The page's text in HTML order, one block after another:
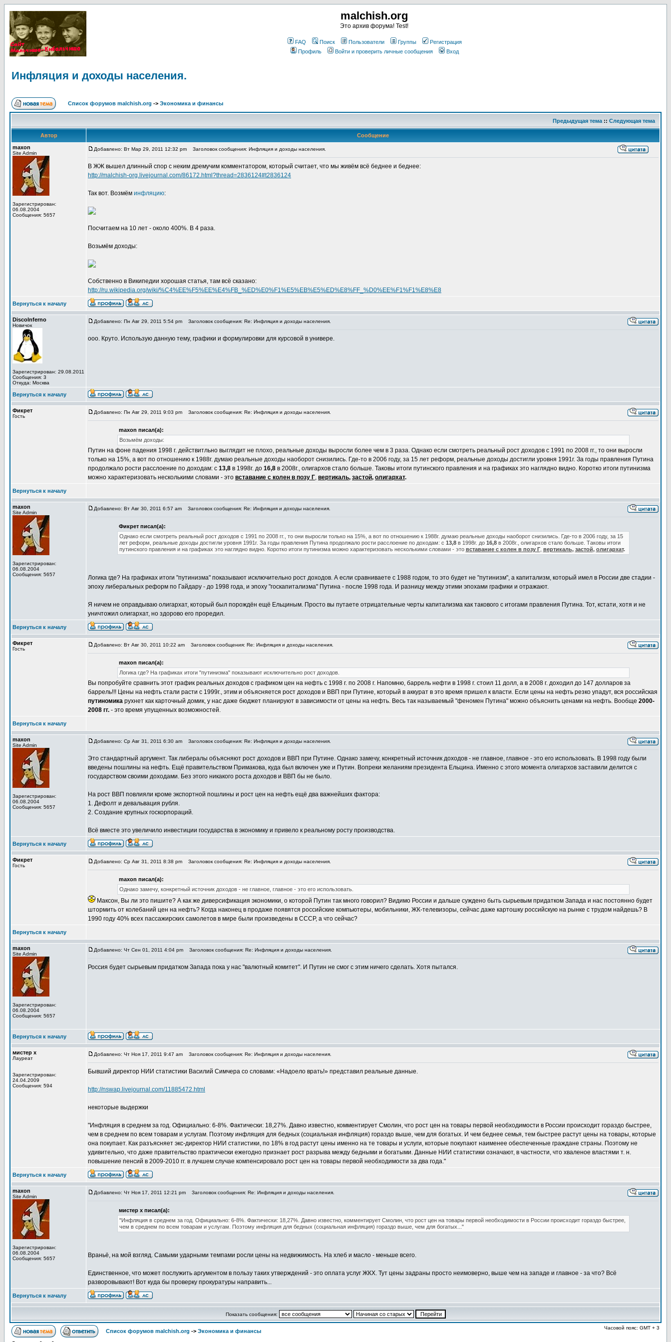
malchish.org
Это архив форума! Test!
FAQ Поиск Пользователи Группы
Регистрация
Профиль
Войти и проверить личные сообщения Вход
Инфляция и доходы населения.
Список форумов malchish.org -> Экономика и финансы
Предыдущая тема :: Следующая тема
Автор
Сообщение
maxon
Site Admin
Зарегистрирован:
06.08.2004
Сообщения: 5657
Добавлено: Вт Мар 29, 2011 12:32 pm Заголовок сообщения: Инфляция и доходы населения.
В ЖЖ вышел длинный спор с неким дремучим комментатором, который считает, что мы живём всё беднее и беднее:
http://malchish-org.livejournal.com/86172.html?thread=2836124#t2836124
Так вот. Возмём инфляцию:
Посчитаем на 10 лет - около 400%. В 4 раза.
Возьмём доходы:
Собственно в Википедии хорошая статья, там всё сказано:
http://ru.wikipedia.org/wiki/%C4%EE%F5%EE%E4%FB_%ED%E0%F1%E5%EB%E5%ED%E8%FF_%D0%EE%F1%F1%E8%E8
Вернуться к началу
DiscoInferno
Новичок
Зарегистрирован: 29.08.2011
Сообщения: 3
Откуда: Москва
Добавлено: Пн Авг 29, 2011 5:54 pm Заголовок сообщения: Re: Инфляция и доходы населения.
ооо. Круто. Использую данную тему, графики и формулировки для курсовой в универе.
Вернуться к началу
Фикрет
Гость
Добавлено: Пн Авг 29, 2011 9:03 pm Заголовок сообщения: Re: Инфляция и доходы населения.
maxon писал(а):
Возьмём доходы:
Путин на фоне падения 1998 г. действитльно выглядит не плохо, реальные доходы выросли более чем в 3 раза. Однако если смотреть реальный рост доходов с 1991 по 2008 гг., то они выросли
только на 15%, а вот по отношению к 1988г. думаю реальные доходы наоборот снизились. Где-то в 2006 году, за 15 лет реформ, реальные доходы достигли уровня 1991г. За годы правления Путина
продолжало рости расслоение по доходам: с 13,8 в 1998г. до 16,8 в 2008г., олигархов стало больше. Таковы итоги путинского правления и на графиках это наглядно видно. Коротко итоги путинизма
можно характеризовать несколькими словами - это вставание с колен в позу Г, вертикаль, застой, олигархат.
Вернуться к началу
maxon
Site Admin
Зарегистрирован:
06.08.2004
Сообщения: 5657
Добавлено: Вт Авг 30, 2011 6:57 am Заголовок сообщения: Re: Инфляция и доходы населения.
Фикрет писал(а):
Однако если смотреть реальный рост доходов с 1991 по 2008 гг., то они выросли только на 15%, а вот по отношению к 1988г. думаю реальные доходы наоборот снизились. Где-то в 2006 году, за 15
лет реформ, реальные доходы достигли уровня 1991г. За годы правления Путина продолжало рости расслоение по доходам: с 13,8в 1998г. до 16,8в 2008г., олигархов стало больше. Таковы итоги
путинского правления и на графиках это наглядно видно. Коротко итоги путинизма можно характеризовать несколькими словами - это вставание с колен в позу Г, вертикаль, застой, олигархат.
Логика где? На графиках итоги "путинизма" показывают исключительно рост доходов. А если сравниваете с 1988 годом, то это будет не "путинизм", а капитализм, который имел в России две стадии -
эпоху либеральных реформ по Гайдару - до 1998 года, и эпоху "госкапитализма" Путина - после 1998 года. И разницу между этими эпохами графики и отражают.
Я ничем не оправдываю олигархат, который был порождён ещё Ельциным. Просто вы путаете отрицательные черты капитализма как такового с итогами правления Путина. Тот, кстати, хотя и не
уничтожил олигархат, но здорово его проредил.
Вернуться к началу
Фикрет
Гость
Добавлено: Вт Авг 30, 2011 10:22 am Заголовок сообщения: Re: Инфляция и доходы населения.
maxon писал(а):
Логика где? На графиках итоги "путинизма" показывают исключительно рост доходов.
Вы попробуйте сравнить этот график реальных доходов с графиком цен на нефть с 1998 г. по 2008 г. Напомню, баррель нефти в 1998 г. стоил 11 долл, а в 2008 г. доходил до 147 долларов за
баррель!!! Цены на нефть стали расти с 1999г., этим и объясняется рост доходов и ВВП при Путине, который в аккурат в это время пришел к власти. Если цены на нефть резко упадут, вся российская
путиномика рухнет как карточный домик, у нас даже бюджет планируют в зависимости от цены на нефть. Весь так называемый "феномен Путина" можно объяснить ценами на нефть. Вообще 2000-
2008 гг. - это время упущенных возможностей.
Вернуться к началу
maxon
Site Admin
Зарегистрирован:
06.08.2004
Сообщения: 5657
Добавлено: Ср Авг 31, 2011 6:30 am Заголовок сообщения: Re: Инфляция и доходы населения.
Это стандартный аргумент. Так либералы объясняют рост доходов и ВВП при Путине. Однако замечу, конкретный источник доходов - не главное, главное - это его использовать. В 1998 году были
введены пошлины на нефть. Ещё правительством Примакова, куда был включен уже и Путин. Вопреки желаниям президента Ельцина. Именно с этого момента олигархов заставили делится с
государством своими доходами. Без этого никакого роста доходов и ВВП бы не было.
На рост ВВП повлияли кроме экспортной пошлины и рост цен на нефть ещё два важнейших фактора:
1. Дефолт и девальвация рубля.
2. Создание крупных госкорпораций.
Всё вместе это увеличило инвестиции государства в экономику и привело к реальному росту производства.
Вернуться к началу
Фикрет
Гость
Добавлено: Ср Авг 31, 2011 8:38 pm Заголовок сообщения: Re: Инфляция и доходы населения.
maxon писал(а):
Однако замечу, конкретный источник доходов - не главное, главное - это его использовать.
Максон, Вы ли это пишите? А как же диверсификация экономики, о которой Путин так много говорил? Видимо России и дальше суждено быть сырьевым придатком Запада и нас постоянно будет
штормить от колебаний цен на нефть? Когда наконец в продаже появятся российские компьютеры, мобильники, ЖК-телевизоры, сейчас даже картошку российскую на рынке с трудом найдешь? В
1990 году 40% всех пассажирских самолетов в мире были произведены в СССР, а что сейчас?
Вернуться к началу
maxon
Site Admin
Зарегистрирован:
06.08.2004
Сообщения: 5657
Добавлено: Чт Сен 01, 2011 4:04 pm Заголовок сообщения: Re: Инфляция и доходы населения.
Россия будет сырьевым придатком Запада пока у нас "валютный комитет". И Путин не смог с этим ничего сделать. Хотя пытался.
Вернуться к началу
мистер х
Лауреат
Зарегистрирован:
24.04.2009
Сообщения: 594
Добавлено: Чт Ноя 17, 2011 9:47 am Заголовок сообщения: Re: Инфляция и доходы населения.
Бывший директор НИИ статистики Василий Симчера со словами: «Надоело врать!» представил реальные данные.
http://nswap.livejournal.com/11885472.html
некоторые выдержки
"Инфляция в среднем за год. Официально: 6-8%. Фактически: 18,27%. Давно известно, комментирует Смолин, что рост цен на товары первой необходимости в России происходит гораздо быстрее,
чем в среднем по всем товарам и услугам. Поэтому инфляция для бедных (социальная инфляция) гораздо выше, чем для богатых. И чем беднее семья, тем быстрее растут цены на товары, которые
она покупает. Как разъясняет экс-директор НИИ статистики, по 18% в год растут цены именно на те товары и услуги, которые покупают наименее обеспеченные граждане страны. Поэтому не
удивительно, что даже правительство практически ежегодно признает рост разрыва между бедными и богатыми. Данные НИИ статистики означают, в частности, что хваленое властями т. н.
повышение пенсий в 2009-2010 гг. в лучшем случае компенсировало рост цен на товары первой необходимости за два года."
Вернуться к началу
maxon
Site Admin
Зарегистрирован:
06.08.2004
Сообщения: 5657
Добавлено: Чт Ноя 17, 2011 12:21 pm Заголовок сообщения: Re: Инфляция и доходы населения.
мистер х писал(а):
"Инфляция в среднем за год. Официально: 6-8%. Фактически: 18,27%. Давно известно, комментирует Смолин, что рост цен на товары первой необходимости в России происходит гораздо быстрее,
чем в среднем по всем товарам и услугам. Поэтому инфляция для бедных (социальная инфляция) гораздо выше, чем для богатых..."
Враньё, на мой взгляд. Самыми ударными темпами росли цены на недвижимость. На хлеб и масло - меньше всего.
Единственное, что может послужить аргументом в пользу таких утверждений - это оплата услуг ЖКХ. Тут цены задраны просто неимоверно, выше чем на западе и главное - за что? Всё
разворовывают! Вот куда бы проверку прокуратуры направить...
Вернуться к началу
Показать сообщения:
Список форумов malchish.org -> Экономика и финансы
Часовой пояс: GMT + 3